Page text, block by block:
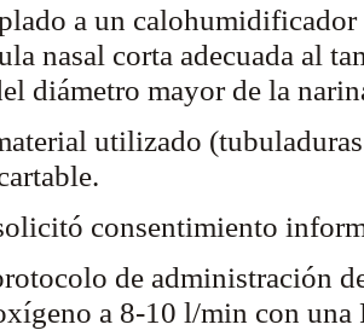
a un
nasal corta adecuada al
diámetro mayor de la
utilizado
consentimiento
de administración
a 8-10 l/min con una